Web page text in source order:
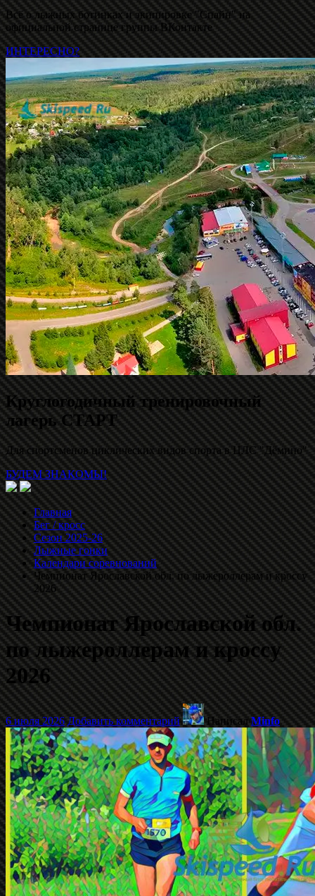
Всё о лыжных ботинках и экипировке "Спайн" на
официальной странице группы ВКонтакте
ИНТЕРЕСНО?
Круглогодичный тренировочный
лагерь СТАРТ
Для спортсменов циклических видов спорта в ЦЛС "Дёмино"
БУДЕМ ЗНАКОМЫ!
Главная
Бег / кросс
Сезон 2025-26
Лыжные гонки
Календари соревнований
Чемпионат Ярославской обл. по лыжероллерам и кроссу
2026
Чемпионат Ярославской обл.
по лыжероллерам и кроссу
2026
6 июля 2026 Добавить комментарий НаписалMinfo